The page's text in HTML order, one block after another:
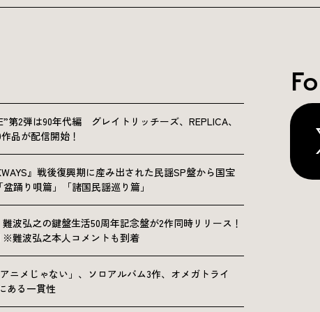
第2弾は90年代編 グレイトリッチーズ、REPLICA、
品が配信開始！
』戦後復興期に産み出された民謡SP盤から国宝
踊り唄篇」「諸国民謡巡り篇」
波弘之の鍵盤生活50周年記念盤が2作同時リリース！
難波弘之本人コメントも到着
ニメじゃない」、ソロアルバム3作、オメガトライ
ある一貫性